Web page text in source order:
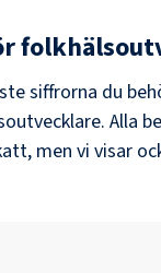
siffrorna du
. Alla
men vi visar